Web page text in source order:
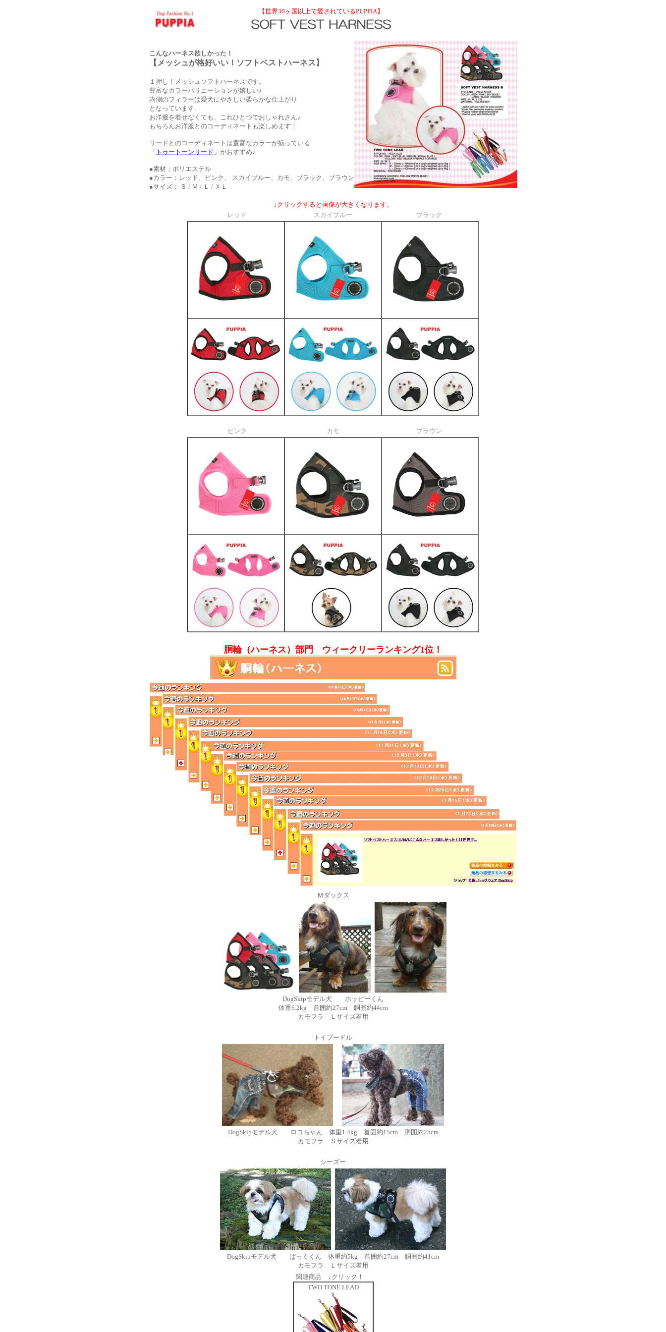
【世界30ヶ国以上で愛されているPUPPIA】
こんなハーネス欲しかった！
【メッシュが格好いい！ソフトベストハーネス】
１押し！メッシュソフトハーネスです。
豊富なカラーバリエーションが嬉しい♪
内側のフィラーは愛犬にやさしい柔らかな仕上がり
となっています。
お洋服を着せなくても、これひとつでおしゃれさん♪
もちろんお洋服とのコーディネートも楽しめます！
リードとのコーディネートは豊富なカラーが揃っている
「 トゥートーンリード 」 がおすすめ♪
●素材：ポリエステル
●カラー：レッド、ピンク、 スカイブルー、カモ、ブラック、ブラウン
●サイズ： Ｓ / Ｍ / Ｌ / ＸＬ
↓クリックすると画像が大きくなります。
レッド
スカイブルー ブラック
ピンク カモ ブラウン
胴輪（ハーネス）部門 ウィークリーランキング1位！
Ｍダックス
DogSkipモデル犬 ホッピーくん
体重6.2kg 首囲約27cm 胴囲約44cm
カモフラ Ｌサイズ着用
トイプードル
DogSkipモデル犬 ロコちゃん 体重1.4kg 首囲約15cm 胴囲約25cm
カモフラ Ｓサイズ着用
シーズー
DogSkipモデル犬 ぱっくくん 体重約5kg 首囲約27cm 胴囲約41cm
カモフラ Ｌサイズ着用
関連商品 ↓クリック！
TWO TONE LEAD